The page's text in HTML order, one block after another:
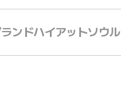
ンドハイアットソウル